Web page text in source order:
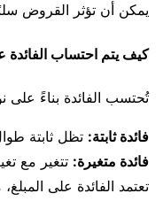
يمكن أن تؤثر القروض
كيف يتم احتساب
تُحتسب الفائدة بناءً
فائدة ثابتة: تظل ثابتة
فائدة متغيرة: تتغير مع
تعتمد الفائدة على